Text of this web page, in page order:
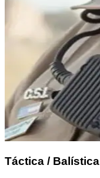
Táctica / Balística